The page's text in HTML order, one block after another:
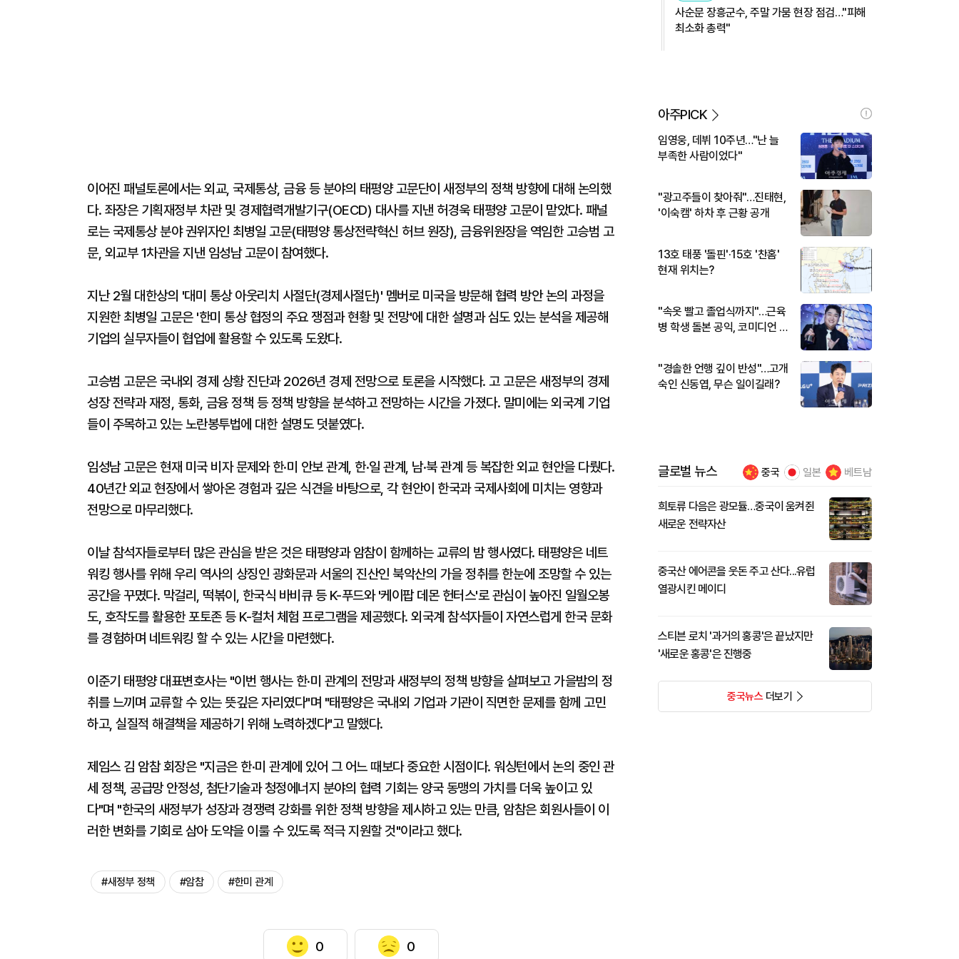
이어진 패널토론에서는 외교, 국제통상, 금융 등 분야의 태평양 고문단이 새정부의 정책 방향에 대해 논의했
다. 좌장은 기획재정부 차관 및 경제협력개발기구(OECD) 대사를 지낸 허경욱 태평양 고문이 맡았다. 패널
로는 국제통상 분야 권위자인 최병일 고문(태평양 통상전략혁신 허브 원장), 금융위원장을 역임한 고승범 고
문, 외교부 1차관을 지낸 임성남 고문이 참여했다.
지난 2월 대한상의 '대미 통상 아웃리치 사절단(경제사절단)' 멤버로 미국을 방문해 협력 방안 논의 과정을
지원한 최병일 고문은 '한미 통상 협정의 주요 쟁점과 현황 및 전망'에 대한 설명과 심도 있는 분석을 제공해
기업의 실무자들이 협업에 활용할 수 있도록 도왔다.
고승범 고문은 국내외 경제 상황 진단과 2026년 경제 전망으로 토론을 시작했다. 고 고문은 새정부의 경제
성장 전략과 재정, 통화, 금융 정책 등 정책 방향을 분석하고 전망하는 시간을 가졌다. 말미에는 외국계 기업
들이 주목하고 있는 노란봉투법에 대한 설명도 덧붙였다.
임성남 고문은 현재 미국 비자 문제와 한·미 안보 관계, 한·일 관계, 남·북 관계 등 복잡한 외교 현안을 다뤘다.
40년간 외교 현장에서 쌓아온 경험과 깊은 식견을 바탕으로, 각 현안이 한국과 국제사회에 미치는 영향과
전망으로 마무리했다.
이날 참석자들로부터 많은 관심을 받은 것은 태평양과 암참이 함께하는 교류의 밤 행사였다. 태평양은 네트
워킹 행사를 위해 우리 역사의 상징인 광화문과 서울의 진산인 북악산의 가을 정취를 한눈에 조망할 수 있는
공간을 꾸몄다. 막걸리, 떡볶이, 한국식 바비큐 등 K-푸드와 '케이팝 데몬 헌터스'로 관심이 높아진 일월오봉
도, 호작도를 활용한 포토존 등 K-컬처 체험 프로그램을 제공했다. 외국계 참석자들이 자연스럽게 한국 문화
를 경험하며 네트워킹 할 수 있는 시간을 마련했다.
이준기 태평양 대표변호사는 "이번 행사는 한·미 관계의 전망과 새정부의 정책 방향을 살펴보고 가을밤의 정
취를 느끼며 교류할 수 있는 뜻깊은 자리였다"며 "태평양은 국내외 기업과 기관이 직면한 문제를 함께 고민
하고, 실질적 해결책을 제공하기 위해 노력하겠다"고 말했다.
제임스 김 암참 회장은 "지금은 한·미 관계에 있어 그 어느 때보다 중요한 시점이다. 워싱턴에서 논의 중인 관
세 정책, 공급망 안정성, 첨단기술과 청정에너지 분야의 협력 기회는 양국 동맹의 가치를 더욱 높이고 있
다"며 "한국의 새정부가 성장과 경쟁력 강화를 위한 정책 방향을 제시하고 있는 만큼, 암참은 회원사들이 이
러한 변화를 기회로 삼아 도약을 이룰 수 있도록 적극 지원할 것"이라고 했다.
#새정부 정책 #암참 #한미 관계
0 0
사순문 장흥군수, 주말 가뭄 현장 점검…"피해
최소화 총력"
아주PICK
임영웅, 데뷔 10주년…"난 늘
부족한 사람이었다"
"광고주들이 찾아줘"…진태현,
'이숙캠' 하차 후 근황 공개
13호 태풍 '돌핀'·15호 '찬홈'
현재 위치는?
"속옷 빨고 졸업식까지"…근육
병 학생 돌본 공익, 코미디언 김
"경솔한 언행 깊이 반성"…고개
숙인 신동엽, 무슨 일이길래?
글로벌 뉴스 중국 일본 베트남
희토류 다음은 광모듈…중국이 움켜쥔
새로운 전략자산
중국산 에어콘을 웃돈 주고 산다...유럽
열광시킨 메이디
스티븐 로치 '과거의 홍콩'은 끝났지만
'새로운 홍콩'은 진행중
중국뉴스더보기